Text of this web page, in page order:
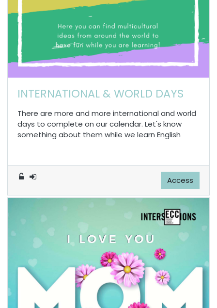
INTERNATIONAL & WORLD DAYS
There are more and more international and world
days to complete on our calendar. Let's know
something about them while we learn English
Access